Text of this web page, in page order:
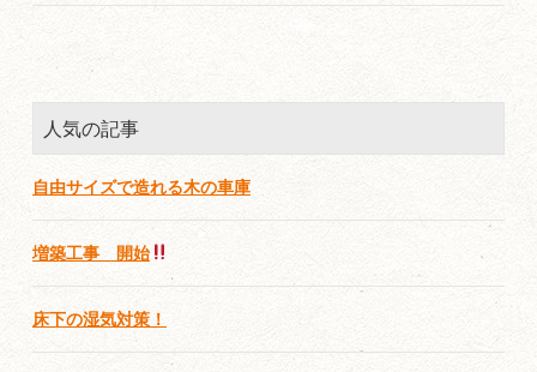
人気の記事
自由サイズで造れる木の車庫
増築工事 開始
床下の湿気対策！